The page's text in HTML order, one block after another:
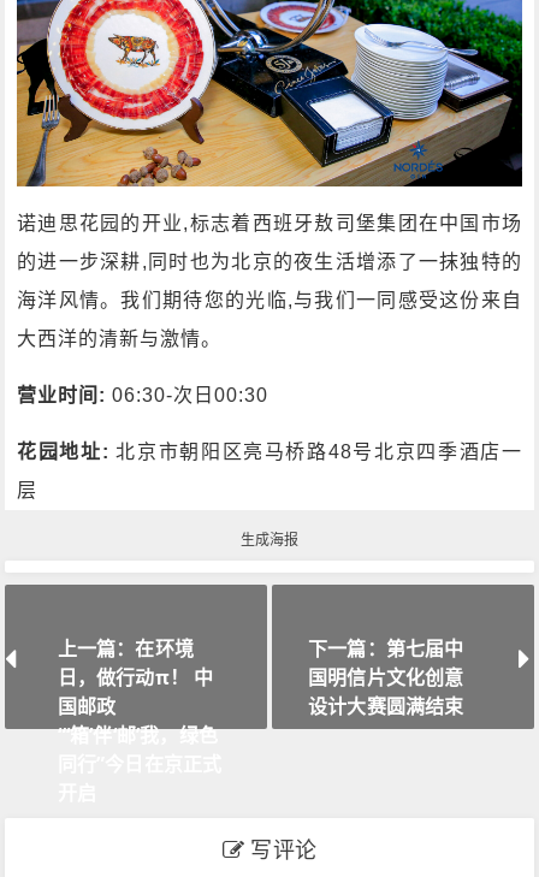
诺迪思花园的开业,标志着西班牙敖司堡集团在中国市场
的进一步深耕,同时也为北京的夜生活增添了一抹独特的
海洋风情。我们期待您的光临,与我们一同感受这份来自
大西洋的清新与激情。
营业时间: 06:30-次日00:30
花园地址: 北京市朝阳区亮马桥路48号北京四季酒店一
层
生成海报
上一篇：在环境
日，做行动π！ 中
国邮政
“‘箱’伴‘邮’我，绿色
下一篇：第七届中
国明信片文化创意
设计大赛圆满结束
写评论